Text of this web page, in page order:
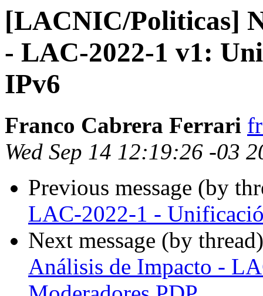
[LACNIC/Politicas]
- LAC-2022-1 v1:
IPv6
Franco Cabrera Ferrari
Wed Sep 14 12:19:26 -03
Previous message (by
LAC-2022-1 -
Next message (by
Análisis de Impacto -